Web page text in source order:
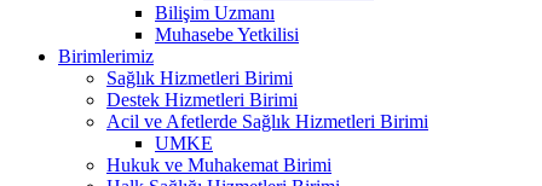
Bilişim Uzmanı
Muhasebe Yetkilisi
Birimlerimiz
Sağlık Hizmetleri Birimi
Destek Hizmetleri Birimi
Acil ve Afetlerde Sağlık Hizmetleri Birimi
UMKE
Hukuk ve Muhakemat Birimi